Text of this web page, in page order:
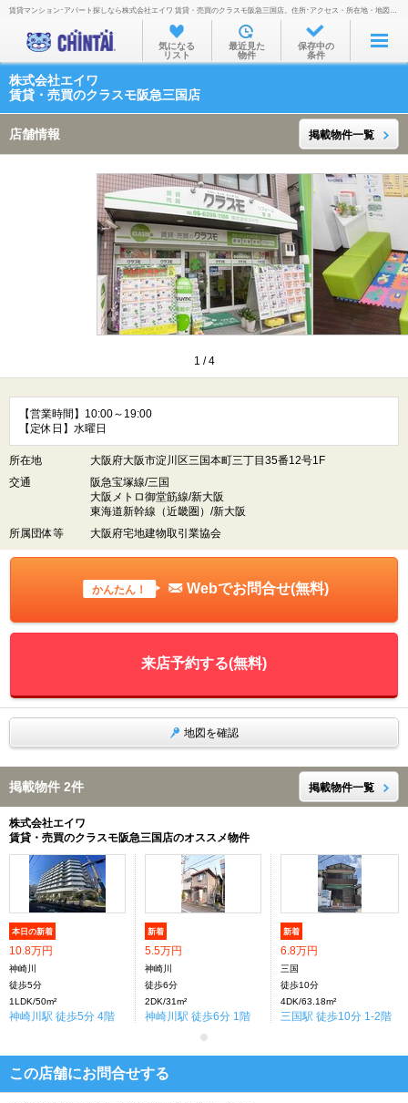
お部屋を探す
沿線・駅から
住所から
通勤通学時間から
物件特集から
不動産会社から
TOP
賃貸マンション･アパート探しなら株式会社エイワ 賃貸・売買のクラスモ阪急三国店。住所･アクセス・所在地・地図・営業時間・定休日・電話番号などを掲載。
気になる
リスト
最近見た
物件
保存中の
条件
株式会社エイワ
賃貸・売買のクラスモ阪急三国店
店舗情報 掲載物件一覧
1 /4
【営業時間】10:00～19:00
【定休日】水曜日
所在地
大阪府大阪市淀川区三国本町三丁目35番12号1F
交通
阪急宝塚線/三国
大阪メトロ御堂筋線/新大阪
東海道新幹線（近畿圏）/新大阪
所属団体等
大阪府宅地建物取引業協会
かんたん！ Webでお問合せ(無料)
来店予約する(無料)
地図を確認
掲載物件 2件 掲載物件一覧
株式会社エイワ
賃貸・売買のクラスモ阪急三国店のオススメ物件
本日の新着
10.8万円
神崎川
徒歩5分
1LDK/50m²
神崎川駅 徒歩5分 4階
新着
5.5万円
神崎川
徒歩6分
2DK/31m²
神崎川駅 徒歩6分 1階
新着
6.8万円
三国
徒歩10分
4DK/63.18m²
三国駅 徒歩10分 1-2階
この店舗にお問合せする